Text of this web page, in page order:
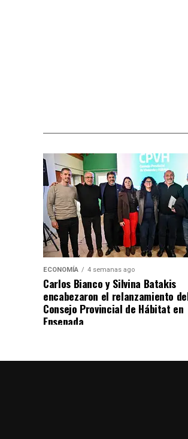
ECONOMÍA 4 semanas ago
Carlos Bianco y Silvina Batakis
encabezaron el relanzamiento
Consejo Provincial de Hábitat en
Ensenada